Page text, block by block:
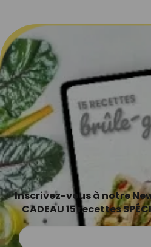
Inscrivez-vous à notre
CADEAU 15 recettes